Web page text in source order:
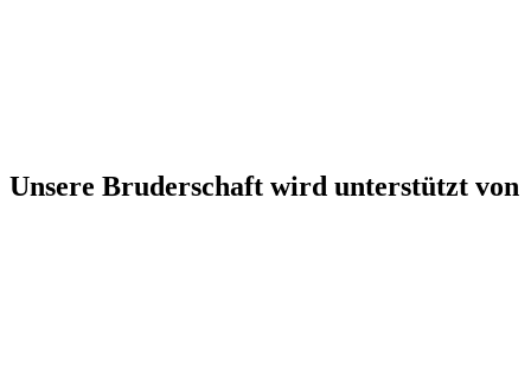
Unsere Bruderschaft wird unterstützt von